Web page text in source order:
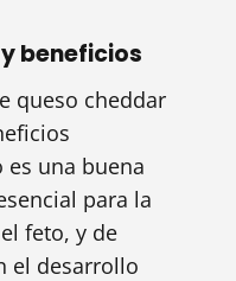
beneficios
queso cheddar
es una buena
para la
feto, y de
el desarrollo